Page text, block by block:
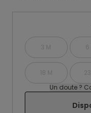
3 M 6
18 M 23
Un doute ?